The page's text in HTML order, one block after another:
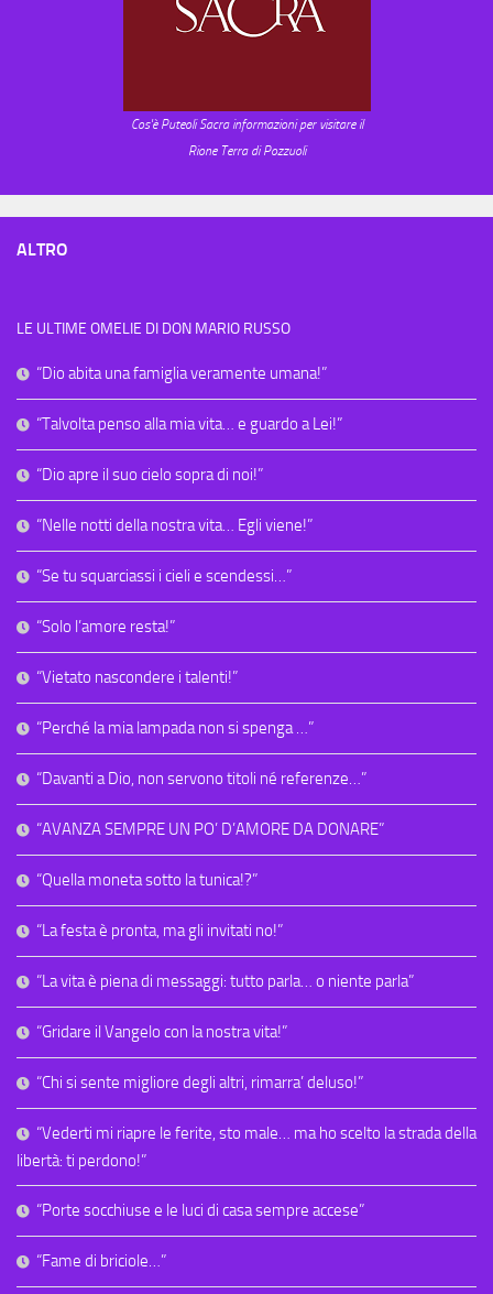
Cos'è Puteoli Sacra informazioni per visitare il
Rione Terra di Pozzuoli
ALTRO
LE ULTIME OMELIE DI DON MARIO RUSSO
“Dio abita una famiglia veramente umana!”
“Talvolta penso alla mia vita… e guardo a Lei!”
“Dio apre il suo cielo sopra di noi!”
“Nelle notti della nostra vita… Egli viene!”
“Se tu squarciassi i cieli e scendessi…”
“Solo l’amore resta!”
“Vietato nascondere i talenti!”
“Perché la mia lampada non si spenga …”
“Davanti a Dio, non servono titoli né referenze…”
“AVANZA SEMPRE UN PO’ D’AMORE DA DONARE”
“Quella moneta sotto la tunica!?”
“La festa è pronta, ma gli invitati no!”
“La vita è piena di messaggi: tutto parla… o niente parla”
“Gridare il Vangelo con la nostra vita!”
“Chi si sente migliore degli altri, rimarra’ deluso!”
“Vederti mi riapre le ferite, sto male… ma ho scelto la strada della
libertà: ti perdono!”
“Porte socchiuse e le luci di casa sempre accese”
“Fame di briciole…”